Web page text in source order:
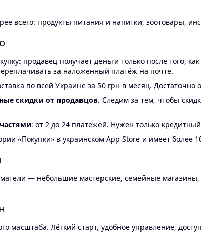
всего: продукты питания и напитки, зоотовары,
продавец получает деньги только после того,
за наложенный платёж на почте.
по всей Украине за 50 грн в месяц. Достаточно
скидки от продавцов. Следим за тем, чтобы
: от 2 до 24 платежей. Нужен только
«Покупки» в украинском App Store и имеет более
— небольшие мастерские, семейные
масштаба. Лёгкий старт, удобное управление,